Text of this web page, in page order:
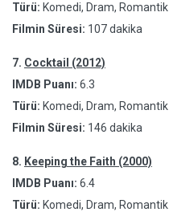
Türü: Komedi, Dram, Romantik
Filmin Süresi: 107 dakika
7. Cocktail (2012)
IMDB Puanı: 6.3
Türü: Komedi, Dram, Romantik
Filmin Süresi: 146 dakika
8. Keeping the Faith (2000)
IMDB Puanı: 6.4
Türü: Komedi, Dram, Romantik